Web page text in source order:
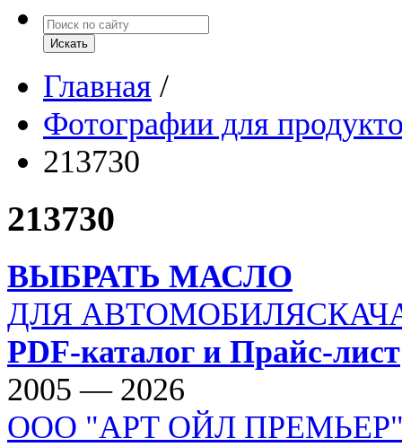
Главная /
Фотографии для
213730
213730
ВЫБРАТЬ МАСЛО
ДЛЯ АВТОМОБИЛЯ
PDF-каталог и Прайс-лист
2005 — 2026
ООО "АРТ ОЙЛ